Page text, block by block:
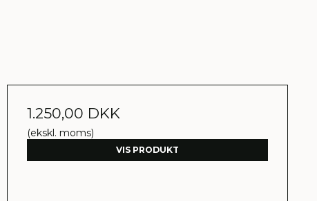
1.250,00 DKK
(ekskl. moms)
VIS PRODUKT